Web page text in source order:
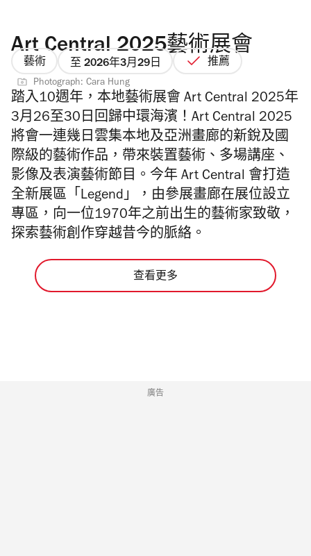
Art Central 2025藝術展會
藝術 至 2026年3月29日 推薦
Photograph: Cara Hung
踏入10週年，本地藝術展會 Art Central 2025年
3月26至30日回歸中環海濱！Art Central 2025
將會一連幾日雲集本地及亞洲畫廊的新銳及國
際級的藝術作品，帶來裝置藝術、多場講座、
影像及表演藝術節目。今年 Art Central 會打造
全新展區 「 Legend」 ， 由參展畫廊在展位設立
專區，向一位1970年之前出生的藝術家致敬，
探索藝術創作穿越昔今的脈絡。
查看更多
廣告